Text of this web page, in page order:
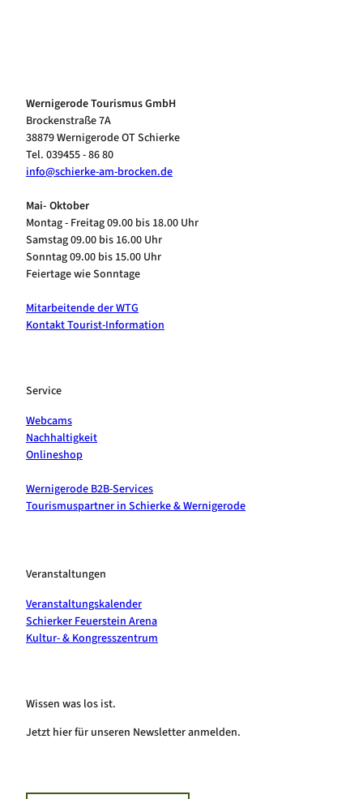
Wernigerode Tourismus GmbH
Brockenstraße 7A
38879 Wernigerode OT Schierke
Tel. 039455 - 86 80
info@schierke-am-brocken.de
Mai- Oktober
Montag - Freitag 09.00 bis 18.00 Uhr
Samstag 09.00 bis 16.00 Uhr
Sonntag 09.00 bis 15.00 Uhr
Feiertage wie Sonntage
Mitarbeitende der WTG
Kontakt Tourist-Information
Service
Webcams
Nachhaltigkeit
Onlineshop
Wernigerode B2B-Services
Tourismuspartner in Schierke & Wernigerode
Veranstaltungen
Veranstaltungskalender
Schierker Feuerstein Arena
Kultur- & Kongresszentrum
Wissen was los ist.
Jetzt hier für unseren Newsletter anmelden.